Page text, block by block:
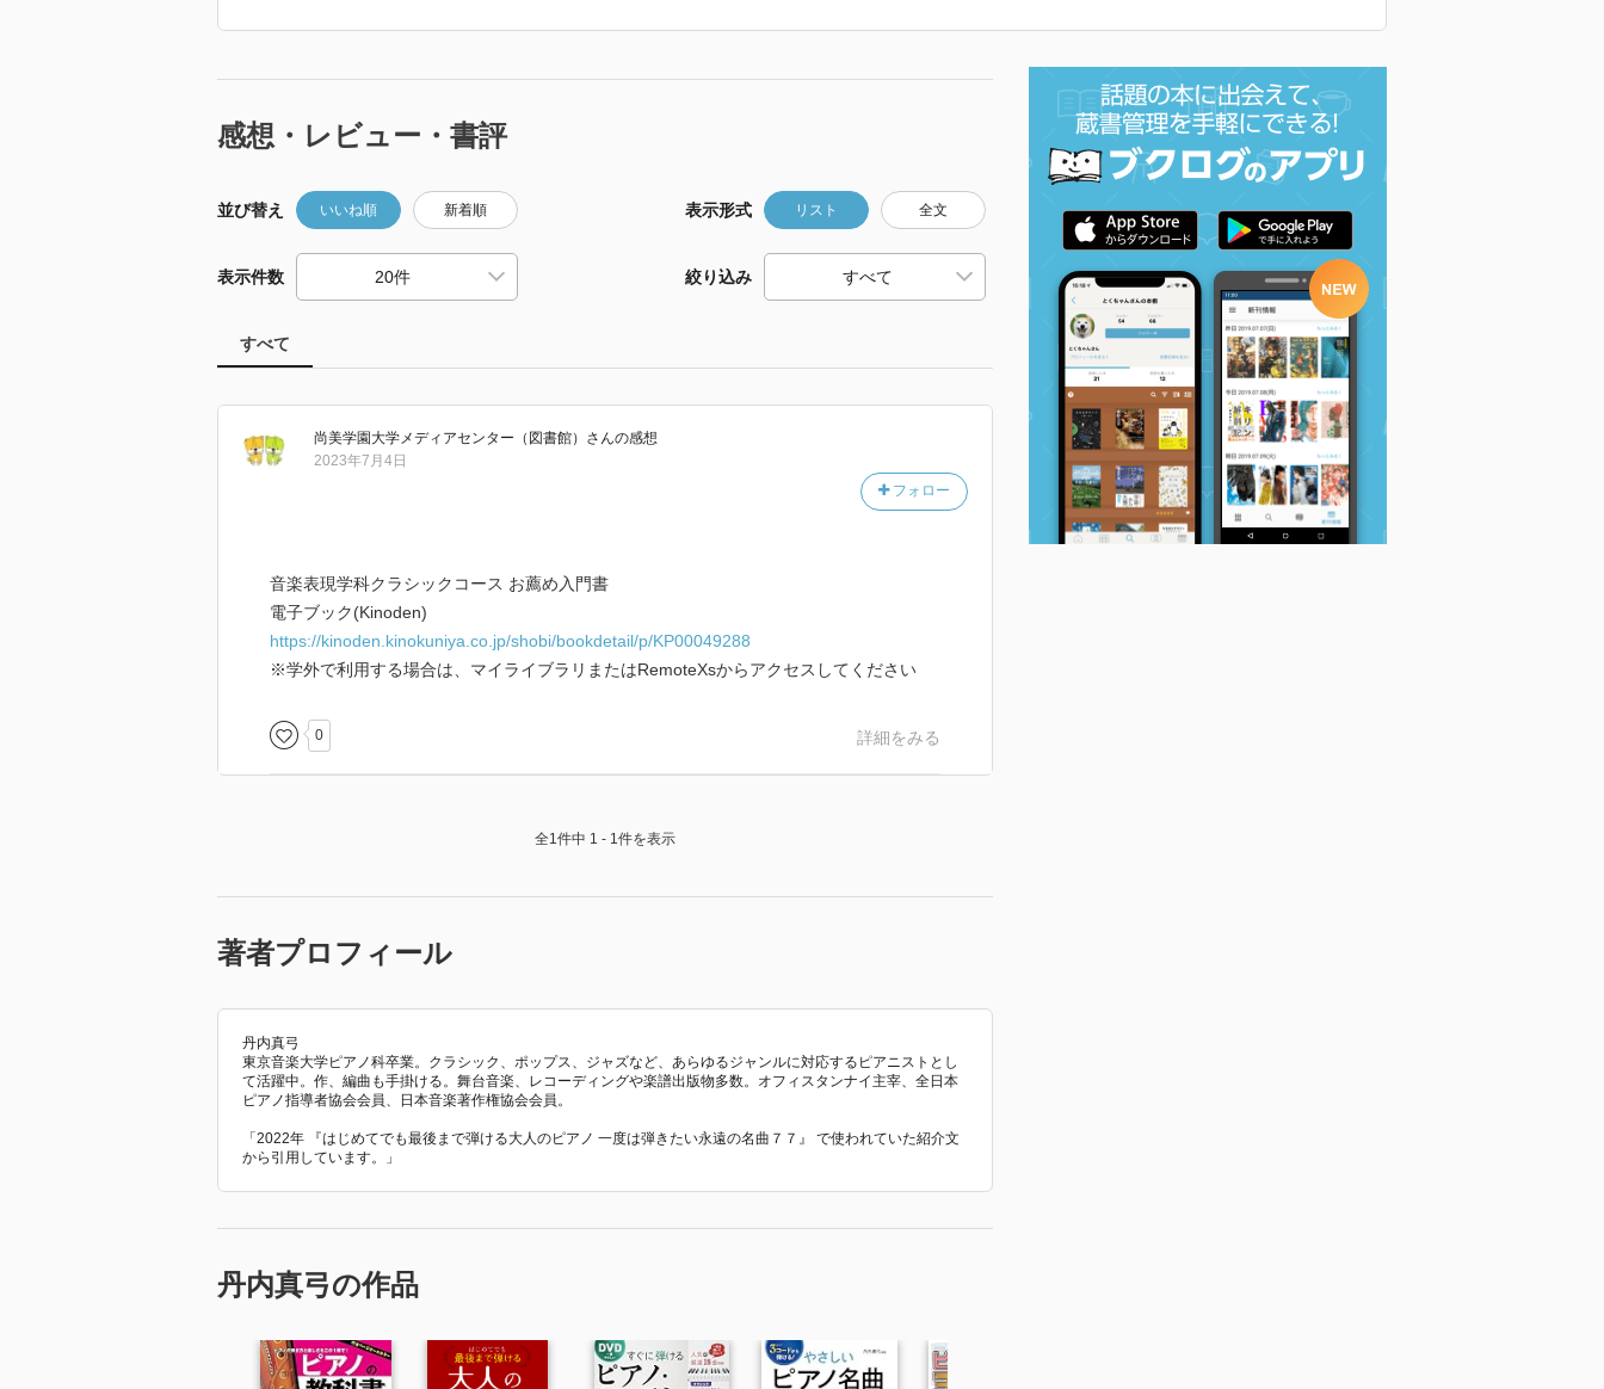
感想・レビュー・書評
並び替え いいね順 新着順 表示形式 リスト 全文
表示件数 絞り込み
すべて
尚美学園大学メディアセンター（図書館） さんの感想
フォロー
2023年7月4日
音楽表現学科クラシックコース お薦め入門書
電子ブック(Kinoden)
https://kinoden.kinokuniya.co.jp/shobi/bookdetail/p/KP00049288
※学外で利用する場合は、マイライブラリまたはRemoteXsからアクセスしてください
0 詳細をみる
全1件中 1 - 1件を表示
著者プロフィール
丹内真弓
東京音楽大学ピアノ科卒業。クラシック、ポップス、ジャズなど、あらゆるジャンルに対応するピアニストとし
て活躍中。作、編曲も手掛ける。舞台音楽、レコーディングや楽譜出版物多数。オフィスタンナイ主宰、全日本
ピアノ指導者協会会員、日本音楽著作権協会会員。
「2022年 『はじめてでも最後まで弾ける大人のピアノ 一度は弾きたい永遠の名曲７７』 で使われていた紹介文
から引用しています。」
丹内真弓の作品